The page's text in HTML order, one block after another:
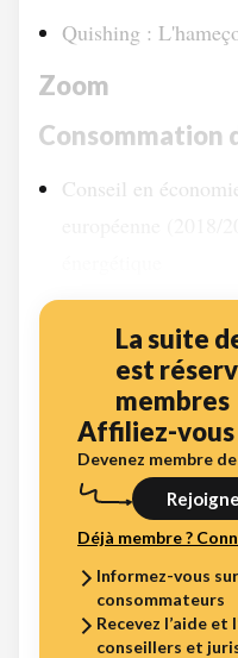
Quishing :
Zoom
Consommation
Conseil en
La suite
est
membres
Affiliez-vous
Devenez membre de
Déjà membre ?
Informez-vous
consommateurs
Recevez l’aide et
conseillers et